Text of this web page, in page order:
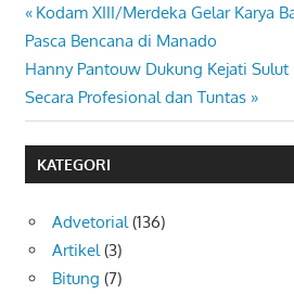
Navigasi
pos
Previous
Post:
Kodam XIII/Merdeka Gelar Karya
Pasca Bencana di Manado
Next
Post:
Hanny Pantouw Dukung Kejati
Secara Profesional dan Tuntas
KATEGORI
Advetorial(136)
Artikel(3)
Bitung (7)